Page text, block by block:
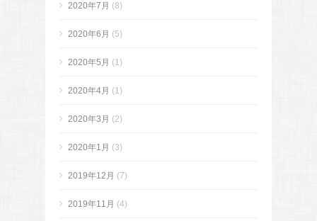
2020年7月 (8)
2020年6月 (5)
2020年5月 (1)
2020年4月 (1)
2020年3月 (2)
2020年1月 (3)
2019年12月 (7)
2019年11月 (4)